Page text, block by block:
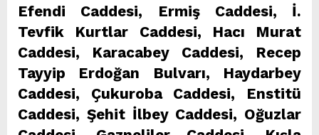
Efendi Caddesi, Ermiş Caddesi, İ.
Tevfik Kurtlar Caddesi, Hacı Murat
Caddesi, Karacabey Caddesi, Recep
Tayyip Erdoğan Bulvarı, Haydarbey
Caddesi, Çukuroba Caddesi, Enstitü
Caddesi, Şehit İlbey Caddesi, Oğuzlar